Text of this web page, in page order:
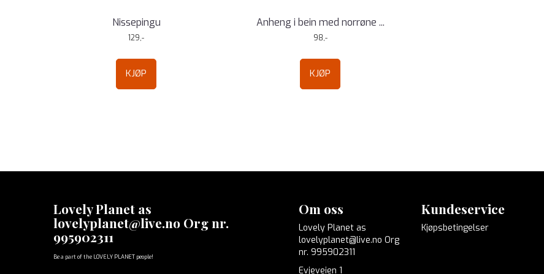
Nissepingu
129,-
KJØP
Anheng i bein med norrøne ...
98,-
KJØP
Lovely Planet as
lovelyplanet@live.no Org nr.
995902311
Be a part of the LOVELY PLANET people!
Om oss
Lovely Planet as
lovelyplanet@live.no Org
nr. 995902311
Evjeveien 1
Kundeservice
Kjøpsbetingelser